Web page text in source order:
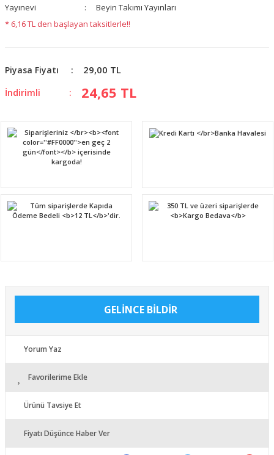
Yayınevi
Beyin Takımı Yayınları
* 6,16 TL den başlayan taksitlerle!!
Piyasa Fiyatı 29,00 TL
İndirimli 24,65 TL
GELİNCE BİLDİR
Yorum Yaz
Favorilerime Ekle
Ürünü Tavsiye Et
Fiyatı Düşünce Haber Ver